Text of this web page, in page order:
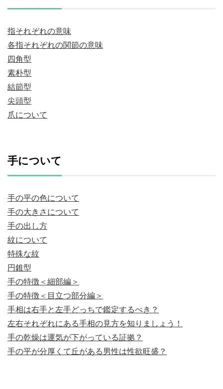
指それぞれの意味
各指それぞれの関節の意味
四角型
素朴型
結節型
尖頭型
爪について
手について
手の平の色について
手の大きさについて
手の出し方
紋について
特殊な紋
円錐型
手の特徴＜細部編＞
手の特徴＜目立つ部分編＞
手相は右手と左手どっちで鑑定するべき？
左右それぞれにある手相の見方を知りましょう！
手の乾燥は運気が下がっている証拠？
手の平が分厚くて丘がある男性は性欲旺盛？